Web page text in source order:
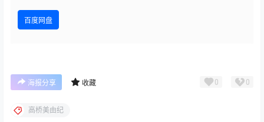
百度网盘
海报分享 收藏 0 0
高桥美由纪